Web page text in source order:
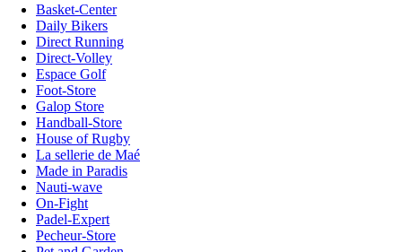
Basket-Center
Daily Bikers
Direct Running
Direct-Volley
Espace Golf
Foot-Store
Galop Store
Handball-Store
House of Rugby
La sellerie de Maé
Made in Paradis
Nauti-wave
On-Fight
Padel-Expert
Pecheur-Store